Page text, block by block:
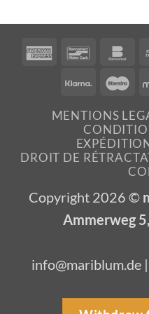
American
Klarna
MENTIONS
DROIT DE
Copyright 2026 ©
Ammerweg